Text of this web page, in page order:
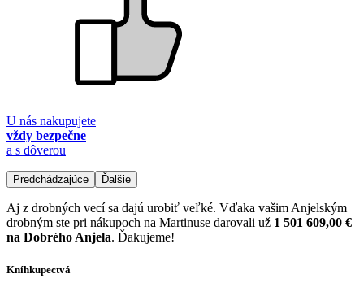
U nás nakupujete
vždy bezpečne
a s dôverou
Predchádzajúce Ďalšie
Aj z drobných vecí sa dajú urobiť veľké. Vďaka vašim Anjelským
drobným ste pri nákupoch na Martinuse darovali už 1 501 609,00 €
na Dobrého Anjela. Ďakujeme!
Kníhkupectvá